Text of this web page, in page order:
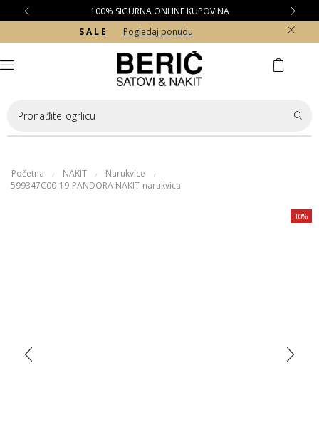
100% SIGURNA ONLINE KUPOVINA
S A L E
Pogledaj ponudu
Pronađite ogrlicu
Početna / NAKIT / Narukvice /
599347C00-19-PANDORA NAKIT-narukvica
30%